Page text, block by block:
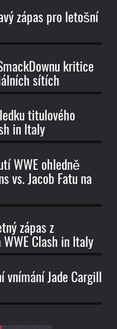
zápas pro letošní
kritice
sítích
titulového
in Italy
WWE ohledně
vs. Jacob Fatu na
zápas z
Clash in Italy
Jade Cargill